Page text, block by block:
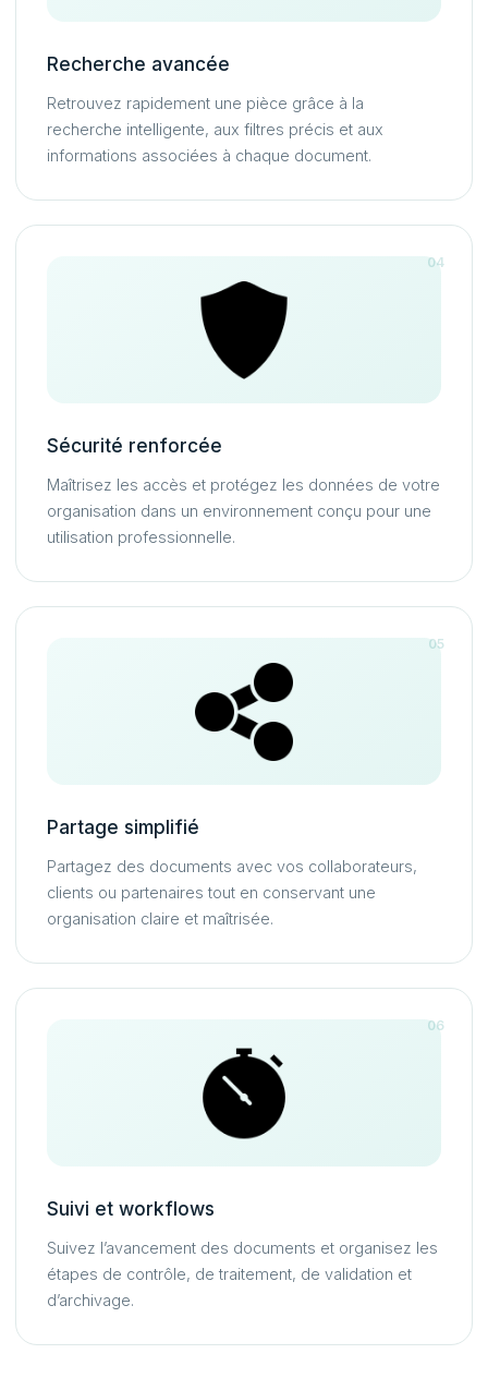
Recherche avancée
Retrouvez rapidement une pièce grâce à la
recherche intelligente, aux filtres précis et aux
informations associées à chaque document.
04
Sécurité renforcée
Maîtrisez les accès et protégez les données de votre
organisation dans un environnement conçu pour une
utilisation professionnelle.
05
Partage simplifié
Partagez des documents avec vos collaborateurs,
clients ou partenaires tout en conservant une
organisation claire et maîtrisée.
06
Suivi et workflows
Suivez l’avancement des documents et organisez les
étapes de contrôle, de traitement, de validation et
d’archivage.